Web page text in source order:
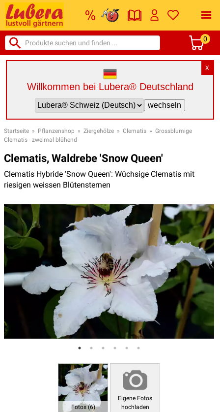
0
X
Willkommen bei Lubera® Deutschland
Startseite » Pflanzenshop » Ziergehölze » Clematis » Grossblumige
Clematis - zweimal blühend
Clematis, Waldrebe 'Snow Queen'
Clematis Hybride 'Snow Queen': Wüchsige Clematis mit
riesigen weissen Blütensternen
Fotos (6)
Eigene Fotos
hochladen